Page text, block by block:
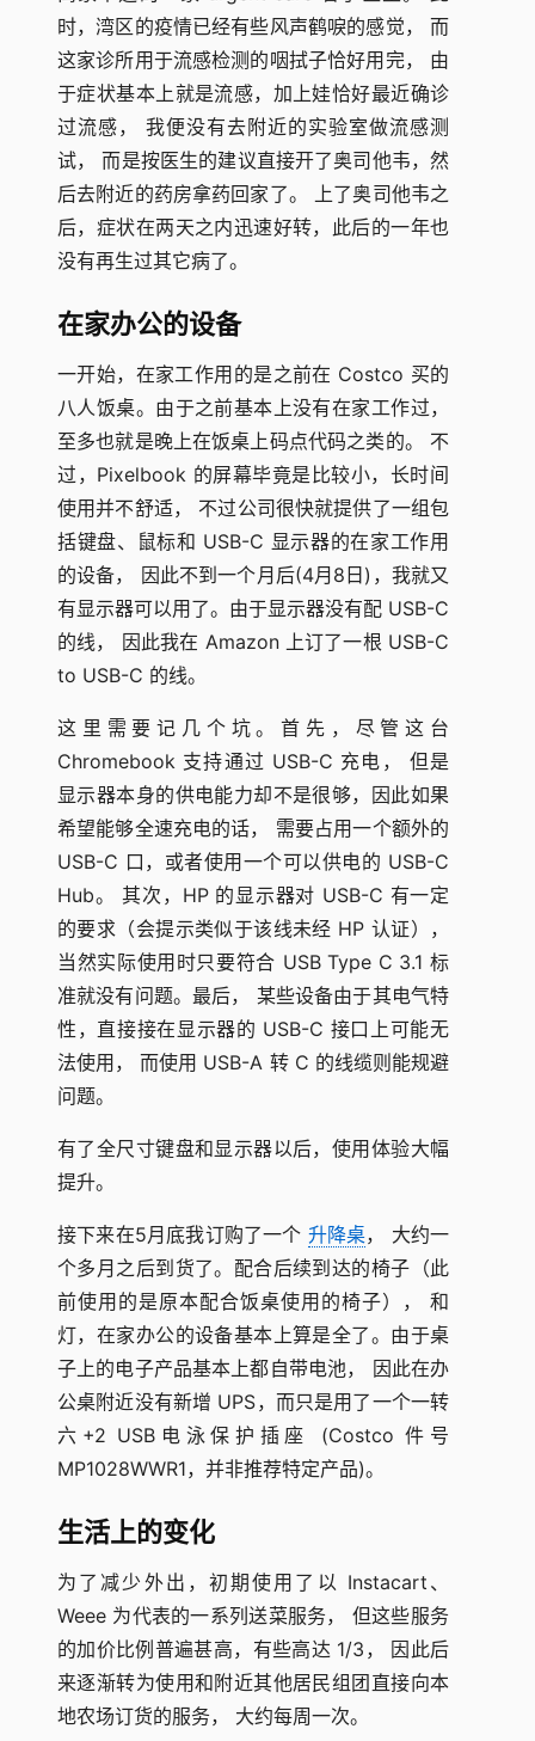
时，湾区的疫情已经有些风声鹤唳的感觉， 而
这家诊所用于流感检测的咽拭子恰好用完， 由
于症状基本上就是流感，加上娃恰好最近确诊
过流感， 我便没有去附近的实验室做流感测
试， 而是按医生的建议直接开了奥司他韦，然
后去附近的药房拿药回家了。 上了奥司他韦之
后，症状在两天之内迅速好转，此后的一年也
没有再生过其它病了。
在家办公的设备
一开始，在家工作用的是之前在 Costco 买的
八人饭桌。由于之前基本上没有在家工作过，
至多也就是晚上在饭桌上码点代码之类的。 不
过，Pixelbook 的屏幕毕竟是比较小，长时间
使用并不舒适， 不过公司很快就提供了一组包
括键盘、鼠标和 USB-C 显示器的在家工作用
的设备， 因此不到一个月后(4月8日)，我就又
有显示器可以用了。由于显示器没有配 USB-C
的线， 因此我在 Amazon 上订了一根 USB-C
to USB-C 的线。
这里需要记几个坑。首先，尽管这台
Chromebook 支持通过 USB-C 充电， 但是
显示器本身的供电能力却不是很够，因此如果
希望能够全速充电的话， 需要占用一个额外的
USB-C 口，或者使用一个可以供电的 USB-C
Hub。 其次，HP 的显示器对 USB-C 有一定
的要求（会提示类似于该线未经 HP 认证），
当然实际使用时只要符合 USB Type C 3.1 标
准就没有问题。最后， 某些设备由于其电气特
性，直接接在显示器的 USB-C 接口上可能无
法使用， 而使用 USB-A 转 C 的线缆则能规避
问题。
有了全尺寸键盘和显示器以后，使用体验大幅
提升。
接下来在5月底我订购了一个 升降桌， 大约一
个多月之后到货了。配合后续到达的椅子（此
前使用的是原本配合饭桌使用的椅子）， 和
灯，在家办公的设备基本上算是全了。由于桌
子上的电子产品基本上都自带电池， 因此在办
公桌附近没有新增 UPS，而只是用了一个一转
六+2 USB电泳保护插座 (Costco 件号
MP1028WWR1，并非推荐特定产品)。
生活上的变化
为了减少外出，初期使用了以 Instacart、
Weee 为代表的一系列送菜服务， 但这些服务
的加价比例普遍甚高，有些高达 1/3， 因此后
来逐渐转为使用和附近其他居民组团直接向本
地农场订货的服务， 大约每周一次。